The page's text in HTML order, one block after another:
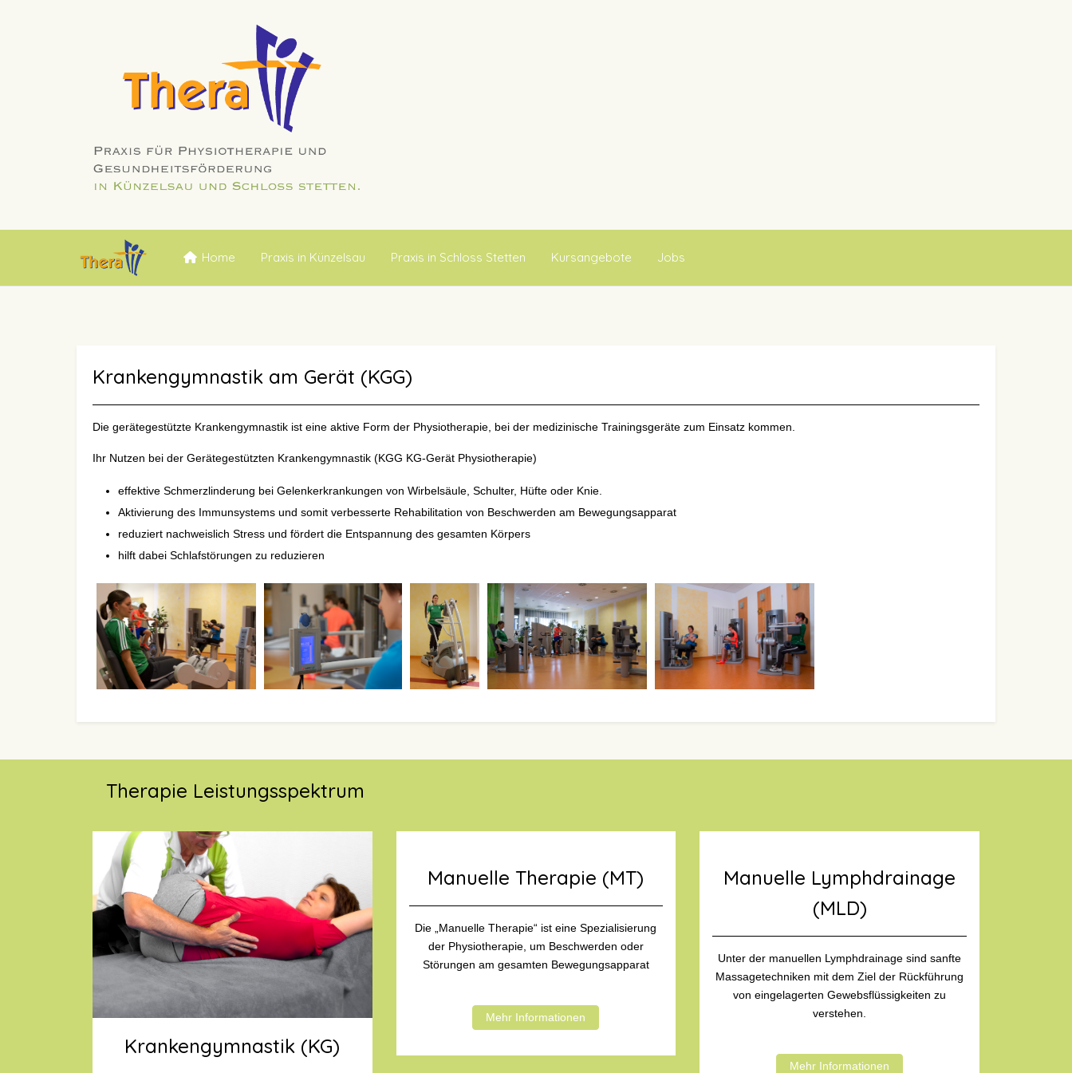
Home Praxis in Künzelsau Praxis in Schloss Stetten Kursangebote Jobs
Krankengymnastik am Gerät (KGG)
Die gerätegestützte Krankengymnastik ist eine aktive Form der Physiotherapie, bei der medizinische Trainingsgeräte zum Einsatz kommen.
Ihr Nutzen bei der Gerätegestützten Krankengymnastik (KGG KG-Gerät Physiotherapie)
effektive Schmerzlinderung bei Gelenkerkrankungen von Wirbelsäule, Schulter, Hüfte oder Knie.
Aktivierung des Immunsystems und somit verbesserte Rehabilitation von Beschwerden am Bewegungsapparat
reduziert nachweislich Stress und fördert die Entspannung des gesamten Körpers
hilft dabei Schlafstörungen zu reduzieren
Therapie Leistungsspektrum
Krankengymnastik (KG)
Manuelle Therapie (MT)
Die „Manuelle Therapie“ ist eine Spezialisierung
der Physiotherapie, um Beschwerden oder
Störungen am gesamten Bewegungsapparat
Mehr Informationen
Manuelle Lymphdrainage
(MLD)
Unter der manuellen Lymphdrainage sind sanfte
Massagetechniken mit dem Ziel der Rückführung
von eingelagerten Gewebsflüssigkeiten zu
verstehen.
Mehr Informationen